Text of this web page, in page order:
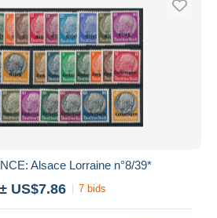
Alsace Lorraine n°8/39*
± US$7.86 7 bids